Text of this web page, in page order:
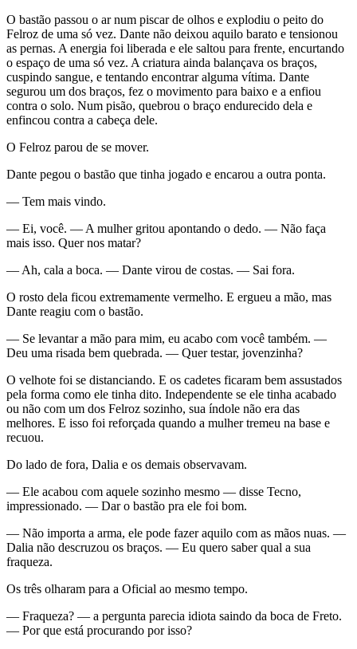
O bastão passou o ar num piscar de olhos e explodiu o peito do
Felroz de uma só vez. Dante não deixou aquilo barato e tensionou
as pernas. A energia foi liberada e ele saltou para frente, encurtando
o espaço de uma só vez. A criatura ainda balançava os braços,
cuspindo sangue, e tentando encontrar alguma vítima. Dante
segurou um dos braços, fez o movimento para baixo e a enfiou
contra o solo. Num pisão, quebrou o braço endurecido dela e
enfincou contra a cabeça dele.
O Felroz parou de se mover.
Dante pegou o bastão que tinha jogado e encarou a outra ponta.
— Tem mais vindo.
— Ei, você. — A mulher gritou apontando o dedo. — Não faça
mais isso. Quer nos matar?
— Ah, cala a boca. — Dante virou de costas. — Sai fora.
O rosto dela ficou extremamente vermelho. E ergueu a mão, mas
Dante reagiu com o bastão.
— Se levantar a mão para mim, eu acabo com você também. —
Deu uma risada bem quebrada. — Quer testar, jovenzinha?
O velhote foi se distanciando. E os cadetes ficaram bem assustados
pela forma como ele tinha dito. Independente se ele tinha acabado
ou não com um dos Felroz sozinho, sua índole não era das
melhores. E isso foi reforçada quando a mulher tremeu na base e
recuou.
Do lado de fora, Dalia e os demais observavam.
— Ele acabou com aquele sozinho mesmo — disse Tecno,
impressionado. — Dar o bastão pra ele foi bom.
— Não importa a arma, ele pode fazer aquilo com as mãos nuas. —
Dalia não descruzou os braços. — Eu quero saber qual a sua
fraqueza.
Os três olharam para a Oficial ao mesmo tempo.
— Fraqueza? — a pergunta parecia idiota saindo da boca de Freto.
— Por que está procurando por isso?